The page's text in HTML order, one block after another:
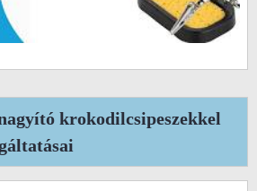
krokodilcsipeszekkel